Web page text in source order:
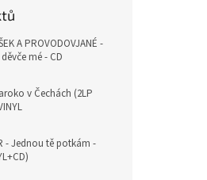
A PROVODOVJANÉ -
mé - CD
v Čechách (2LP
- Jednou tě potkám -